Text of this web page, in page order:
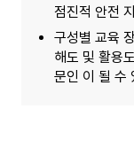
점진적 안전
구성별 교육
해도 및 활용
문인 이 될 수